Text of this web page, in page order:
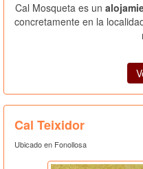
Cal Mosqueta es un
concretamente en la
Cal Teixidor
Ubicado en Fonollosa